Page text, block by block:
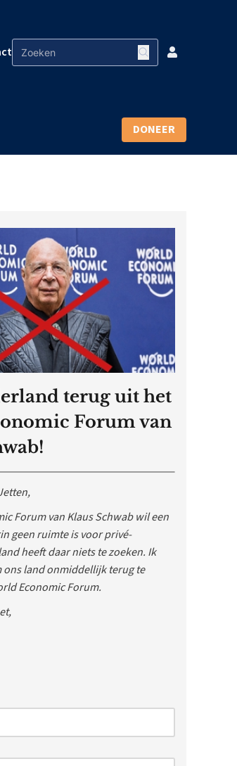
DONEER
terug uit het
Forum van
Forum van Klaus Schwab wil een
geen ruimte is voor privé-
heeft daar niets te zoeken. Ik
ons land onmiddellijk terug te
Economic Forum.